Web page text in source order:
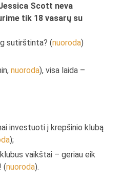
Scott neva
tik 18 vasarų su
sutirštinta? (nuoroda)
nuoroda), visa laida –
investuoti į krepšinio klubą
);
vaikštai – geriau eik
(nuoroda).